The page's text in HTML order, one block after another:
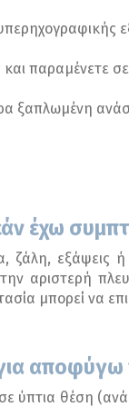
παραμένετε
ξαπλωμένη
έχω
ζάλη, εξάψεις
αριστερή
μπορεί να
ύπτια θέση